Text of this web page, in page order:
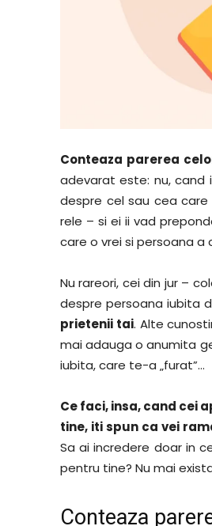
Conteaza parerea
adevarat este: nu, cand
despre cel sau cea
rele – si ei ii vad
care o vrei si persoana
Nu rareori, cei din jur –
despre persoana iubita
prietenii tai. Alte
mai adauga o anumita
iubita, care te-a „furat”…
Ce faci, insa, cand cei
tine, iti spun ca vei
Sa ai incredere doar in
pentru tine? Nu mai
Conteaza